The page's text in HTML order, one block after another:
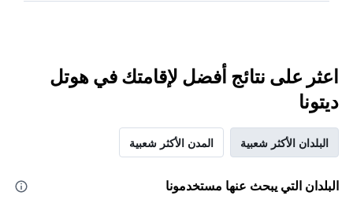
اعثر على نتائج أفضل لإقامتك في هوتل
ديتونا
البلدان الأكثر شعبية المدن الأكثر شعبية
البلدان التي يبحث عنها مستخدمونا